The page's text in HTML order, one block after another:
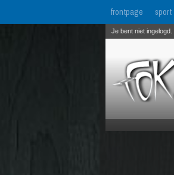
frontpage sport
Je bent niet ingelogd.